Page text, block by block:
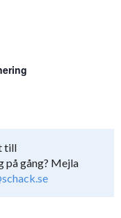
till
på gång? Mejla